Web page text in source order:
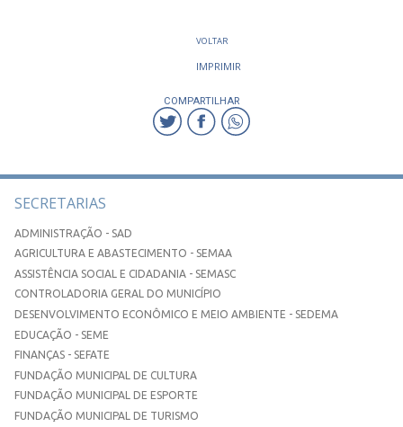
VOLTAR
IMPRIMIR
COMPARTILHAR
SECRETARIAS
ADMINISTRAÇÃO - SAD
AGRICULTURA E ABASTECIMENTO - SEMAA
ASSISTÊNCIA SOCIAL E CIDADANIA - SEMASC
CONTROLADORIA GERAL DO MUNICÍPIO
DESENVOLVIMENTO ECONÔMICO E MEIO AMBIENTE - SEDEMA
EDUCAÇÃO - SEME
FINANÇAS - SEFATE
FUNDAÇÃO MUNICIPAL DE CULTURA
FUNDAÇÃO MUNICIPAL DE ESPORTE
FUNDAÇÃO MUNICIPAL DE TURISMO